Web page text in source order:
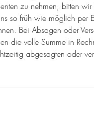
zu nehmen, bitten
so früh wie möglich
Bei Absagen oder
die volle Summe in
abgesagten oder